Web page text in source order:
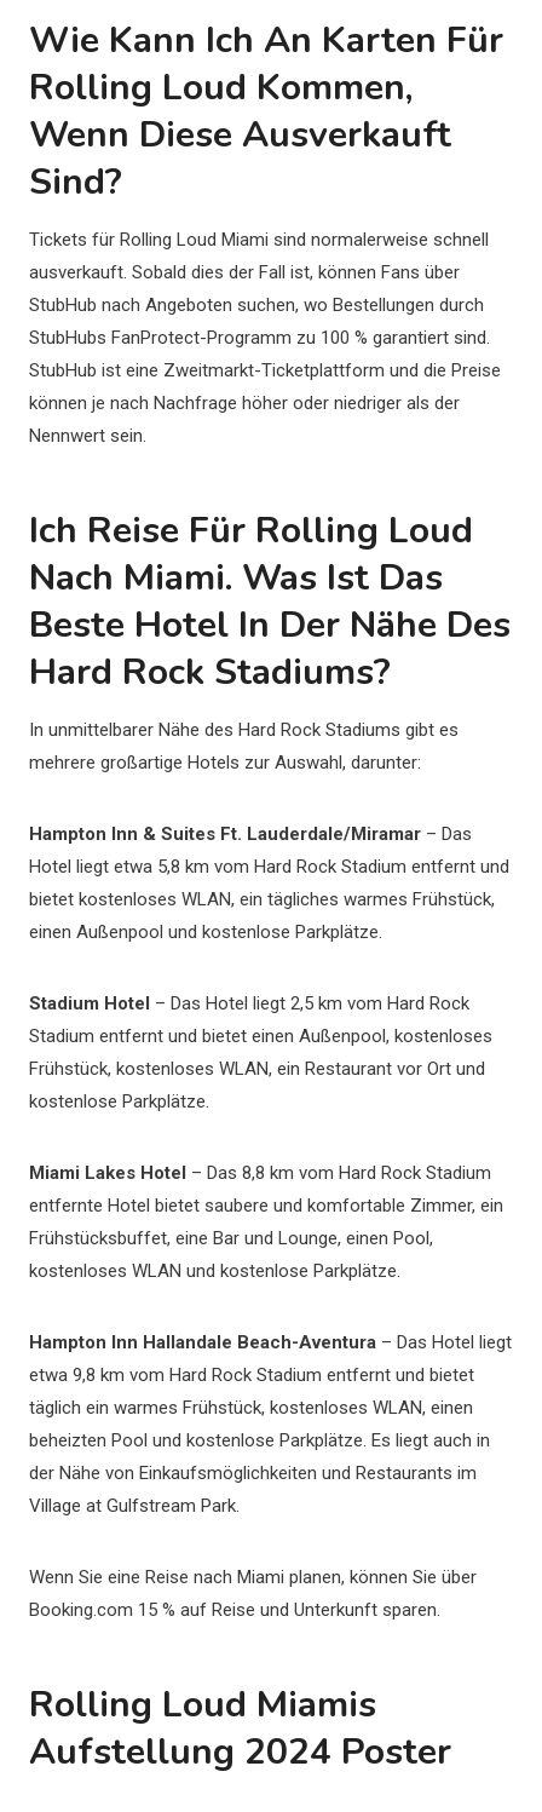
Wie Kann Ich An Karten Für
Rolling Loud Kommen,
Wenn Diese Ausverkauft
Sind?
Tickets für Rolling Loud Miami sind normalerweise schnell
ausverkauft. Sobald dies der Fall ist, können Fans über
StubHub nach Angeboten suchen, wo Bestellungen durch
StubHubs FanProtect-Programm zu 100 % garantiert sind.
StubHub ist eine Zweitmarkt-Ticketplattform und die Preise
können je nach Nachfrage höher oder niedriger als der
Nennwert sein.
Ich Reise Für Rolling Loud
Nach Miami. Was Ist Das
Beste Hotel In Der Nähe Des
Hard Rock Stadiums?
In unmittelbarer Nähe des Hard Rock Stadiums gibt es
mehrere großartige Hotels zur Auswahl, darunter:
Hampton Inn & Suites Ft. Lauderdale/Miramar – Das
Hotel liegt etwa 5,8 km vom Hard Rock Stadium entfernt und
bietet kostenloses WLAN, ein tägliches warmes Frühstück,
einen Außenpool und kostenlose Parkplätze.
Stadium Hotel – Das Hotel liegt 2,5 km vom Hard Rock
Stadium entfernt und bietet einen Außenpool, kostenloses
Frühstück, kostenloses WLAN, ein Restaurant vor Ort und
kostenlose Parkplätze.
Miami Lakes Hotel – Das 8,8 km vom Hard Rock Stadium
entfernte Hotel bietet saubere und komfortable Zimmer, ein
Frühstücksbuffet, eine Bar und Lounge, einen Pool,
kostenloses WLAN und kostenlose Parkplätze.
Hampton Inn Hallandale Beach-Aventura – Das Hotel liegt
etwa 9,8 km vom Hard Rock Stadium entfernt und bietet
täglich ein warmes Frühstück, kostenloses WLAN, einen
beheizten Pool und kostenlose Parkplätze. Es liegt auch in
der Nähe von Einkaufsmöglichkeiten und Restaurants im
Village at Gulfstream Park.
Wenn Sie eine Reise nach Miami planen, können Sie über
Booking.com 15 % auf Reise und Unterkunft sparen.
Rolling Loud Miamis
Aufstellung 2024 Poster